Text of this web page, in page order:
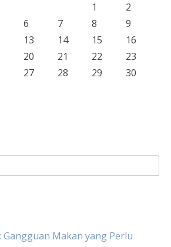
1
2
6 7 8
9
13 14 15
16
20 21 22
23
27 28 29
30
Makan yang Perlu